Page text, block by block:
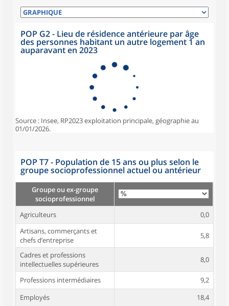
POP G2 - Lieu de résidence antérieure par âge
des personnes habitant un autre logement 1 an
auparavant en 2023
Source : Insee, RP2023 exploitation principale, géographie au
01/01/2026.
POP T7 - Population de 15 ans ou plus selon le
groupe socioprofessionnel actuel ou antérieur
Groupe ou ex-groupe
socioprofessionnel
Agriculteurs
0,0
Artisans, commerçants et
chefs d’entreprise
5,8
Cadres et professions
intellectuelles supérieures
8,0
Professions intermédiaires
9,2
Employés
18,4